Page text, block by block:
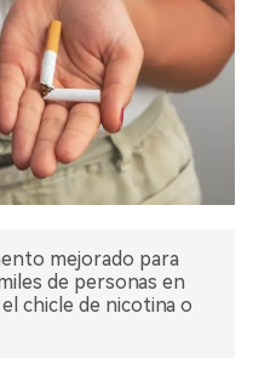
mejorado para
de personas en
chicle de nicotina o